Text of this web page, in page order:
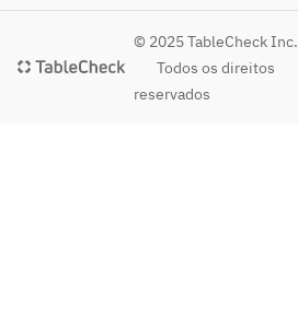
© 2025 TableCheck Inc.
Todos os direitos
reservados